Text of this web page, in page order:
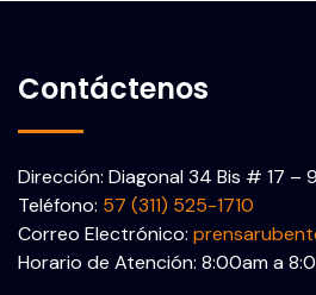
Contáctenos
Dirección: Diagonal 34 Bis # 17 –
Teléfono: 57 (311) 525-1710
Correo Electrónico:
Horario de Atención: 8:00am a